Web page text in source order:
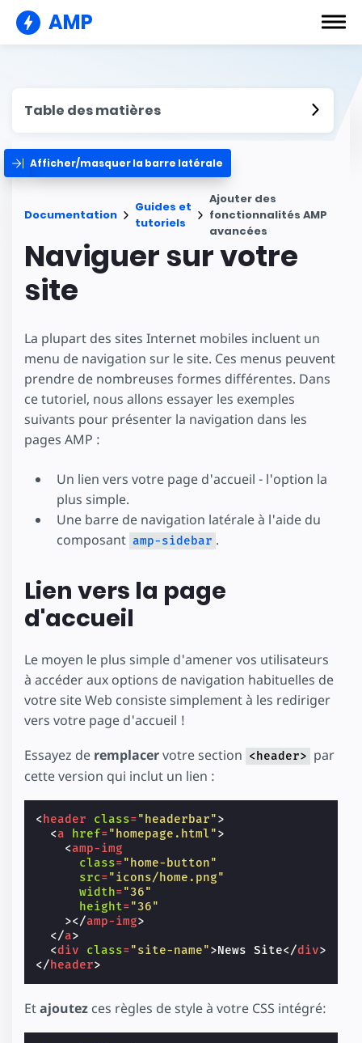
AMP
Table des matières
Afficher/masquer la barre latérale
Documentation
Guides et
tutoriels
Ajouter des
fonctionnalités AMP
avancées
Naviguer sur votre
site
La plupart des sites Internet mobiles incluent un
menu de navigation sur le site. Ces menus peuvent
prendre de nombreuses formes différentes. Dans
ce tutoriel, nous allons essayer les exemples
suivants pour présenter la navigation dans les
pages AMP :
Un lien vers votre page d'accueil - l'option la
plus simple.
Une barre de navigation latérale à l'aide du
composant amp-sidebar .
Lien vers la page
d'accueil
Le moyen le plus simple d'amener vos utilisateurs
à accéder aux options de navigation habituelles de
votre site Web consiste simplement à les rediriger
vers votre page d'accueil !
Essayez de remplacervotre section <header> par
cette version qui inclut un lien :
< header class="headerbar">
<a href="homepage.html">
<amp-img
class="home-button"
src="icons/home.png"
width="36"
height="36"
></amp-img>
</a>
<div class="site-name">News Site</div>
</ header>
Etajoutez ces règles de style à votre CSS intégré: